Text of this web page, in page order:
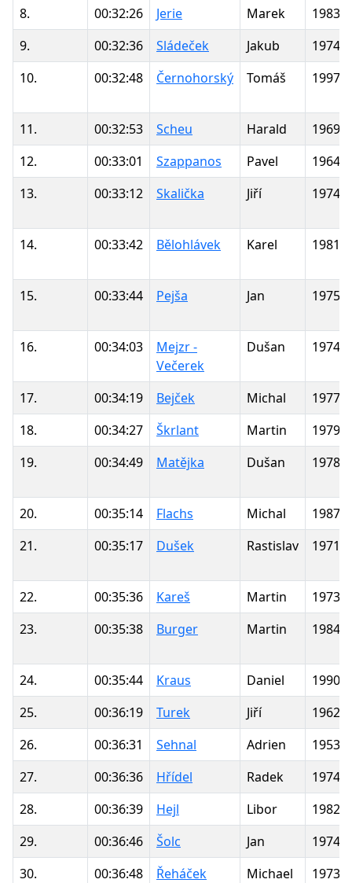
8.
00:32:26 Jerie Marek
1983
9.
00:32:36 Sládeček Jakub
1974
10.
00:32:48 Černohorský Tomáš 1997
11. 00:32:53 Scheu Harald
1969
12.
00:33:01 Szappanos Pavel
1964
13.
00:33:12 Skalička Jiří 1974
14. 00:33:42 Bělohlávek Karel 1981
15. 00:33:44 Pejša Jan 1975
16. 00:34:03
Mejzr -
Večerek
Dušan 1974
17. 00:34:19 Bejček Michal
1977
18.
00:34:27 Škrlant Martin
1979
19.
00:34:49 Matějka Dušan 1978
20. 00:35:14 Flachs Michal
1987
21.
00:35:17 Dušek Rastislav 1971
22. 00:35:36 Kareš Martin
1973
23.
00:35:38 Burger Martin 1984
24. 00:35:44 Kraus Daniel
1990
25.
00:36:19 Turek Jiří
1962
26.
00:36:31 Sehnal Adrien
1953
27.
00:36:36 Hřídel Radek
1974
28.
00:36:39 Hejl Libor
1982
29.
00:36:46 Šolc Jan
1974
30.
00:36:48 Řeháček Michael 1973